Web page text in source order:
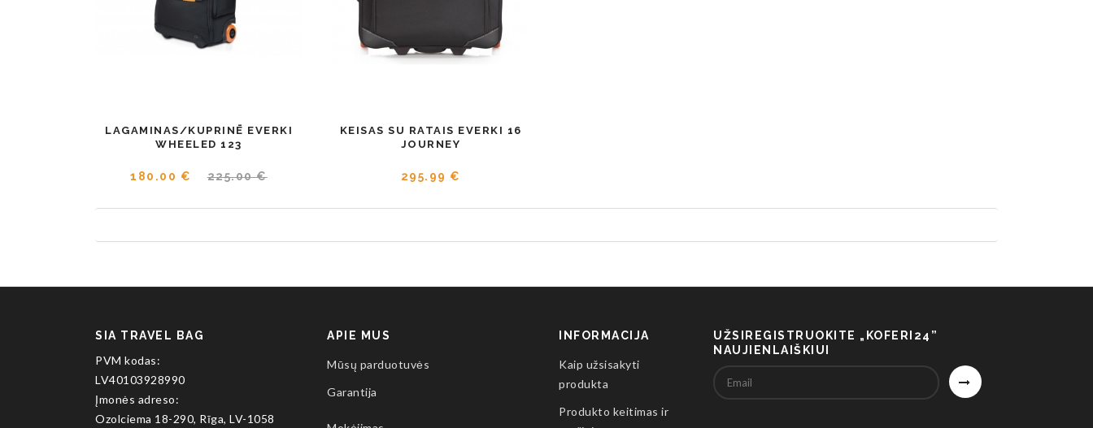
LAGAMINAS/KUPRINĒ EVERKI
WHEELED 123
180.00 € 225.00 €
KEISAS SU RATAIS EVERKI 16
JOURNEY
295.99 €
SIA TRAVEL BAG
PVM kodas:
LV40103928990
Įmonės adreso:
Ozolciema 18-290, Rīga, LV-1058
APIE MUS
Mūsų parduotuvės
Garantija
INFORMACIJA
Kaip užsisakyti
produkta
Produkto keitimas ir
UŽSIREGISTRUOKITE „KOFERI24”
NAUJIENLAIŠKIUI